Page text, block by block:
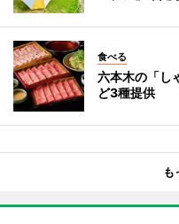
食べる
六本木の「し
ど3種提供
も